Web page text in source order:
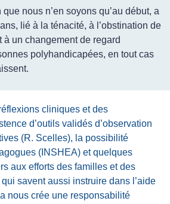
nous n’en soyons qu’au début, a
lié à la ténacité, à l’obstination de
à un changement de regard
polyhandicapées, en tout cas
cliniques et des
d’outils validés d’observation
(R. Scelles), la possibilité
(INSHEA) et quelques
aux efforts des familles et des
savent aussi instruire dans l’aide
nous crée une responsabilité